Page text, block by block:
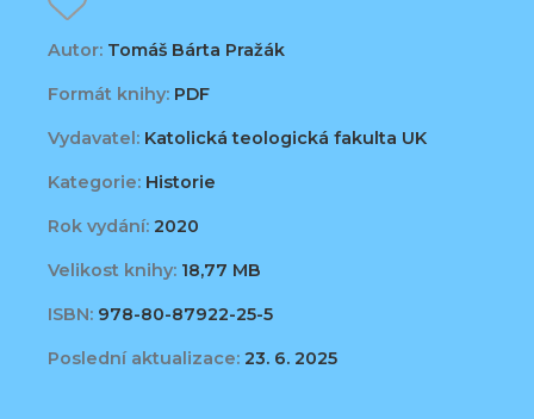
Autor: Tomáš Bárta Pražák
Formát knihy: PDF
Vydavatel: Katolická teologická fakulta UK
Kategorie: Historie
Rok vydání: 2020
Velikost knihy: 18,77 MB
ISBN: 978-80-87922-25-5
Poslední aktualizace: 23. 6. 2025